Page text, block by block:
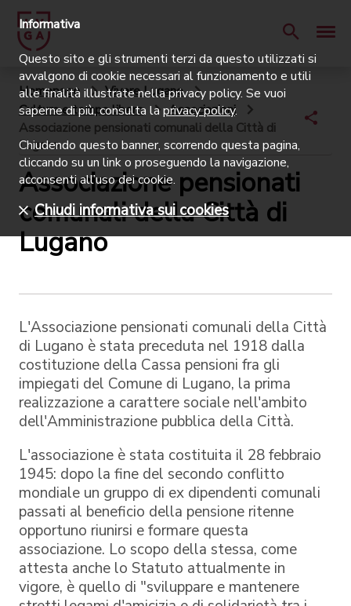
Homepage
Vivere Lugano
Cultura e tempo libero
Associazioni
Associazione pensionati comunali della Città di
Lugano
Associazione pensionati
comunali della Città di
Lugano
L'Associazione pensionati comunali della Città
di Lugano è stata preceduta nel 1918 dalla
costituzione della Cassa pensioni fra gli
impiegati del Comune di Lugano, la prima
realizzazione a carattere sociale nell'ambito
dell'Amministrazione pubblica della Città.
L'associazione è stata costituita il 28 febbraio
1945: dopo la fine del secondo conflitto
mondiale un gruppo di ex dipendenti comunali
passati al beneficio della pensione ritenne
opportuno riunirsi e formare questa
associazione. Lo scopo della stessa, come
attesta anche lo Statuto attualmente in
vigore, è quello di "sviluppare e mantenere
Informativa
Questo sito e gli strumenti terzi da questo utilizzati si
avvalgono di cookie necessari al funzionamento e utili
alle finalità illustrate nella privacy policy. Se vuoi
saperne di più, consulta laprivacy policy.
Chiudendo questo banner, scorrendo questa pagina,
cliccando su un link o proseguendo la navigazione,
acconsenti all’uso dei cookie.
Chiudi informativa sui cookies